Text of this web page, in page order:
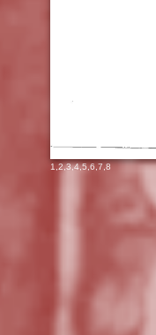
1 ,2,3,4,5,6,7,8